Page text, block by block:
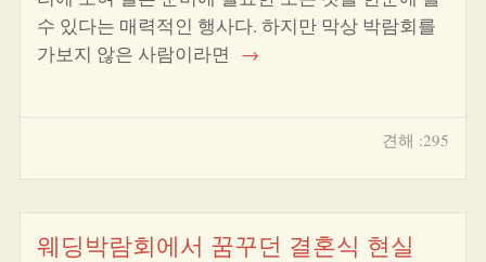
수 있다는 매력적인 행사다. 하지만 막상 박람회를
가보지 않은 사람이라면 →
견해 :295
웨딩박람회에서 꿈꾸던 결혼식 현실